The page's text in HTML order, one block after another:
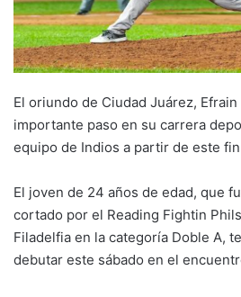
El oriundo de Ciudad Juárez,
importante paso en su carrera
equipo de Indios a partir de este
El joven de 24 años de edad, que
cortado por el Reading Fightin
Filadelfia en la categoría Doble A,
debutar este sábado en el